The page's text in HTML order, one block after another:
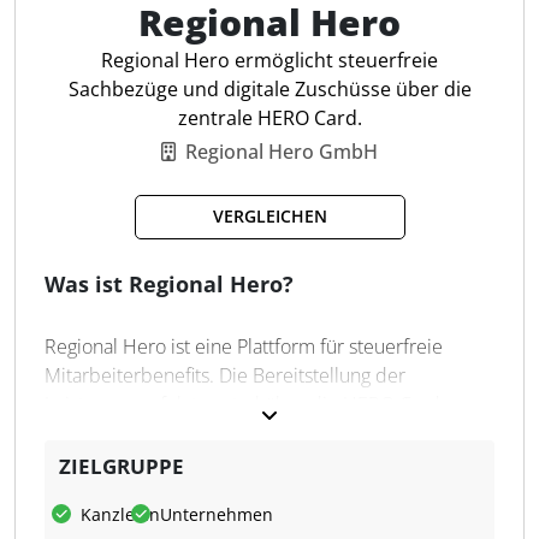
die Umsetzung steuerfreier Leistungen für
Steuerfachleute effizient macht.
Steuerfreie Benefits
Multi Benefit Module
Wiederaufladbar
Kein Dispo möglich
Einfache Verwaltung
Regional Hero
Regional Hero ermöglicht steuerfreie
Sachbezüge und digitale Zuschüsse über die
zentrale HERO Card.
Regional Hero GmbH
VERGLEICHEN
Was ist Regional Hero?
Regional Hero ist eine Plattform für steuerfreie
Mitarbeiterbenefits. Die Bereitstellung der
Essenszuschüsse, Mobilitätsbudgets sowie
Card erfüllt die Vorgaben des § 8 EStG und
ZIELGRUPPE
KanzleienUnternehmen